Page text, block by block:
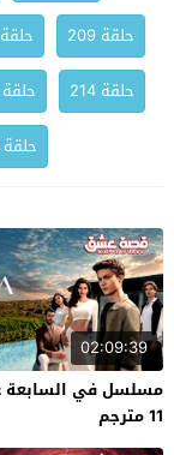
حلقة 209
حلقة 210
حلقة 214
حلقة 215
حلقة 219
02:09:39
مسلسل في السابعة
11 مترجم